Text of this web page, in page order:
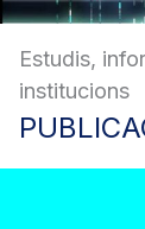
Estudis,
institucions